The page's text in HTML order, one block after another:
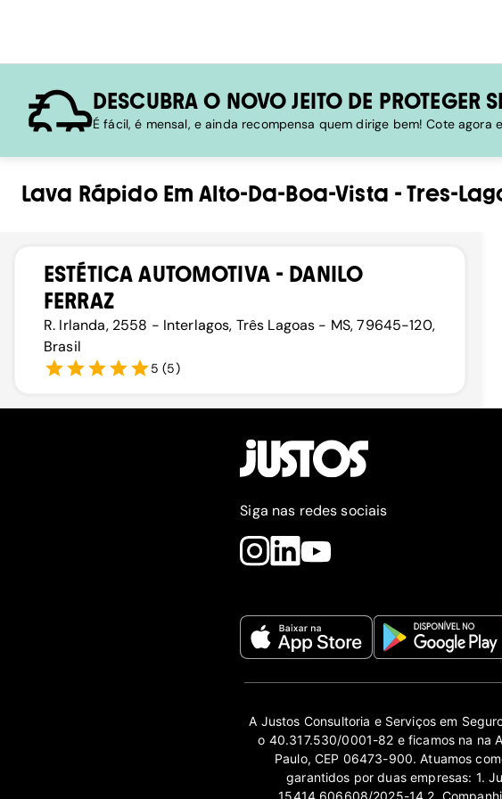
DESCUBRA O NOVO JEITO DE PROTEGER
É fácil, é mensal, e ainda recompensa quem dirige bem! Cote agora
Lava RápidoEmAlto-Da-Boa-Vista -Tres-
ESTÉTICA AUTOMOTIVA - DANILO
FERRAZ
R. Irlanda, 2558 - Interlagos, Três Lagoas - MS, 79645-120,
Brasil
5 (5)
Siga nas redes sociais
A Justos Consultoria e Serviços em
o 40.317.530/0001-82 e ficamos na na
Paulo, CEP 06473-900. Atuamos
garantidos por duas empresas: 1.
15414.606608/2025-14 2.